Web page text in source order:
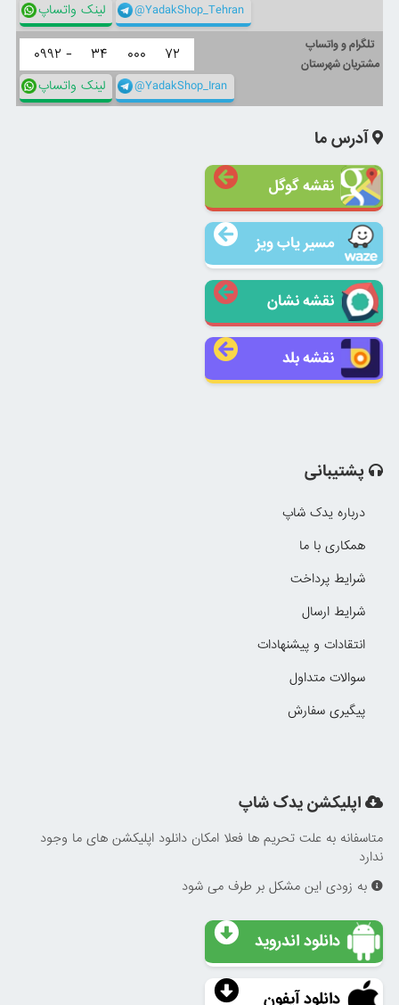
لینک واتساپ @YadakShop_Tehran
تلگرام و واتساپ
مشتریان شهرستان
۰۹۹۲ - ۳۴ ۰۰۰ ۷۲
لینک واتساپ @YadakShop_Iran
آدرس ما
نقشه گوگل
مسیر یاب ویز
نقشه نشان
نقشه بلد
پشتیبانی
درباره یدک شاپ
همکاری با ما
شرایط پرداخت
شرایط ارسال
انتقادات و پیشنهادات
سوالات متداول
پیگیری سفارش
اپلیکشن یدک شاپ
متاسفانه به علت تحریم ها فعلا امکان دانلود اپلیکشن های ما وجود
ندارد
به زودی این مشکل بر طرف می شود
دانلود اندروید
دانلود آیفون